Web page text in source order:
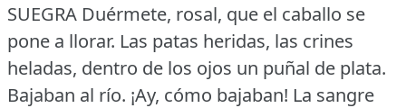
SUEGRA Duérmete, rosal, que el caballo se
pone a llorar. Las patas heridas, las crines
heladas, dentro de los ojos un puñal de plata.
Bajaban al río. ¡Ay, cómo bajaban! La sangre